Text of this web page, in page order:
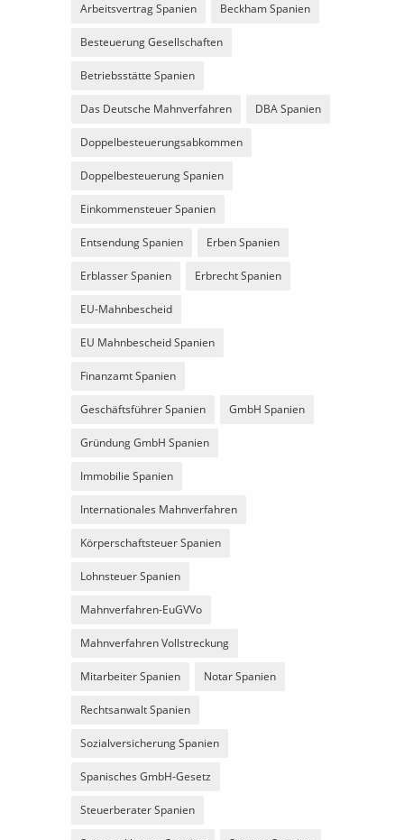
Arbeitsvertrag Spanien Beckham Spanien
Besteuerung Gesellschaften
Betriebsstätte Spanien
Das Deutsche Mahnverfahren DBA Spanien
Doppelbesteuerungsabkommen
Doppelbesteuerung Spanien
Einkommensteuer Spanien
Entsendung Spanien Erben Spanien
Erblasser Spanien Erbrecht Spanien
EU-Mahnbescheid
EU Mahnbescheid Spanien
Finanzamt Spanien
Geschäftsführer Spanien GmbH Spanien
Gründung GmbH Spanien
Immobilie Spanien
Internationales Mahnverfahren
Körperschaftsteuer Spanien
Lohnsteuer Spanien
Mahnverfahren-EuGVVo
Mahnverfahren Vollstreckung
Mitarbeiter Spanien Notar Spanien
Rechtsanwalt Spanien
Sozialversicherung Spanien
Spanisches GmbH-Gesetz
Steuerberater Spanien